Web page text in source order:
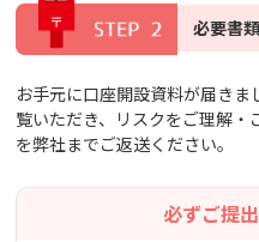
必要書
お手元に口座開設資料が届き
覧いただき、リスクをご理解
を弊社までご返送ください。
必ずご提